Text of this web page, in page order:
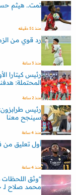
تمت.. هيثم حسن
منذ 51 دقيقه
رد قوي من
منذ 3 ساعة
رئيس كيتارا
المحتملة:
منذ 2 ساعة
رئيس
سينجح معنا
منذ 4 ساعة
أول تعليق من
منذ 4 ساعة
"وثق اللحظات
محمد صلاح لـ